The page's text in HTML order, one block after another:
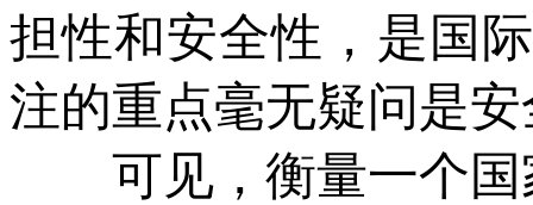
担性和安全性，是国
注的重点毫无疑问是安
可见，衡量一个国